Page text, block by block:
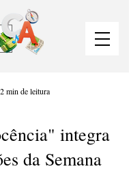
integra
da Semana
2 min de leitura